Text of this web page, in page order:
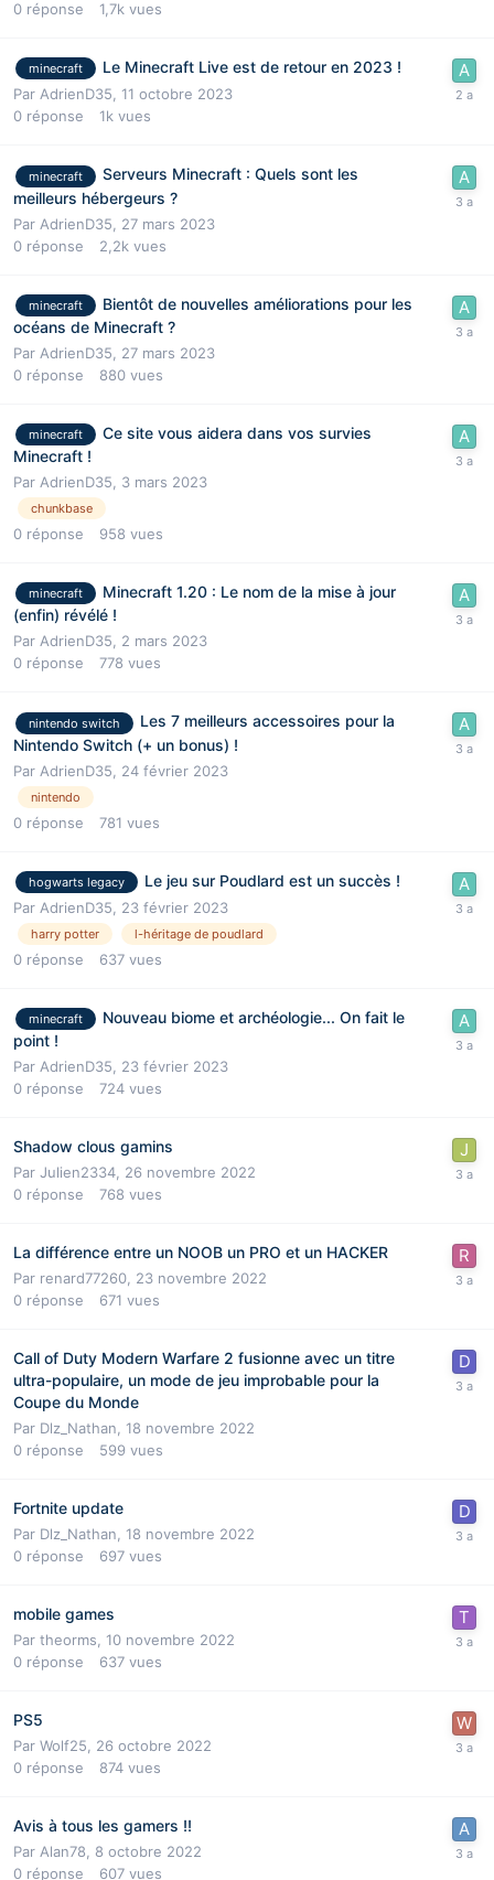
0 réponse 1,7k vues
minecraft Le Minecraft Live est de retour en 2023 !
Par AdrienD35, 11 octobre 2023
0 réponse 1k vues
minecraft
Serveurs Minecraft : Quels sont les
meilleurs hébergeurs ?
Par AdrienD35
27 mars 2023
0 réponse 2,2k vues
minecraft
Bientôt de nouvelles améliorations pour les
océans de Minecraft ?
Par AdrienD35
27 mars 2023
0 réponse 880 vues
minecraft
Ce site vous aidera dans vos survies
Minecraft !
Par AdrienD35 3 mars 2023
chunkbase
0 réponse 958 vues
minecraft
Minecraft 1.20 : Le nom de la mise à jour
(enfin) révélé !
Par AdrienD35, 2 mars 2023
0 réponse 778 vues
nintendo switch
Les 7 meilleurs accessoires pour la
Nintendo Switch (+ un bonus) !
Par AdrienD35 24 février 2023
nintendo
0 réponse 781 vues
hogwarts legacy Le jeu sur Poudlard est un succès !
Par AdrienD35 23 février 2023
harry potter l-héritage de poudlard
0 réponse 637 vues
minecraft
Nouveau biome et archéologie... On fait le
point !
Par AdrienD35, 23 février 2023
0 réponse 724 vues
Shadow clous gamins
Par Julien2334, 26 novembre 2022
0 réponse 768 vues
La différence entre un NOOB un PRO et un HACKER
Par renard77260, 23 novembre 2022
0 réponse 671 vues
Call of Duty Modern Warfare 2 fusionne avec un titre
ultra-populaire, un mode de jeu improbable pour la
Coupe du Monde
Par Dlz_Nathan, 18 novembre 2022
0 réponse 599 vues
Fortnite update
Par Dlz_Nathan, 18 novembre 2022
0 réponse 697 vues
mobile games
Par theorms, 10 novembre 2022
0 réponse 637 vues
PS5
Par Wolf25, 26 octobre 2022
0 réponse 874 vues
Avis à tous les gamers !!
Par Alan78, 8 octobre 2022
0 réponse 607 vues